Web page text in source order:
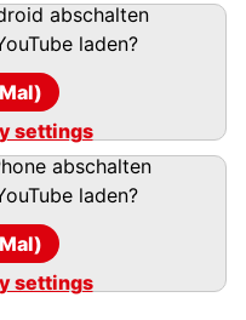
abschalten
laden?
settings
abschalten
laden?
settings